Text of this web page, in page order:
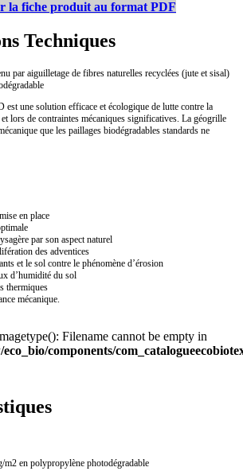
la fiche produit au format PDF
Techniques
par aiguilletage de fibres naturelles recyclées (jute et sisal)
est une solution efficace et écologique de lutte contre la
et lors de contraintes mécaniques significatives. La géogrille
que les paillages biodégradables standards ne
en place
par son aspect naturel
des adventices
et le sol contre le phénomène d’érosion
d’humidité du sol
thermiques
mécanique.
Filename cannot be empty in
components/
m2 en polypropylène photodégradable